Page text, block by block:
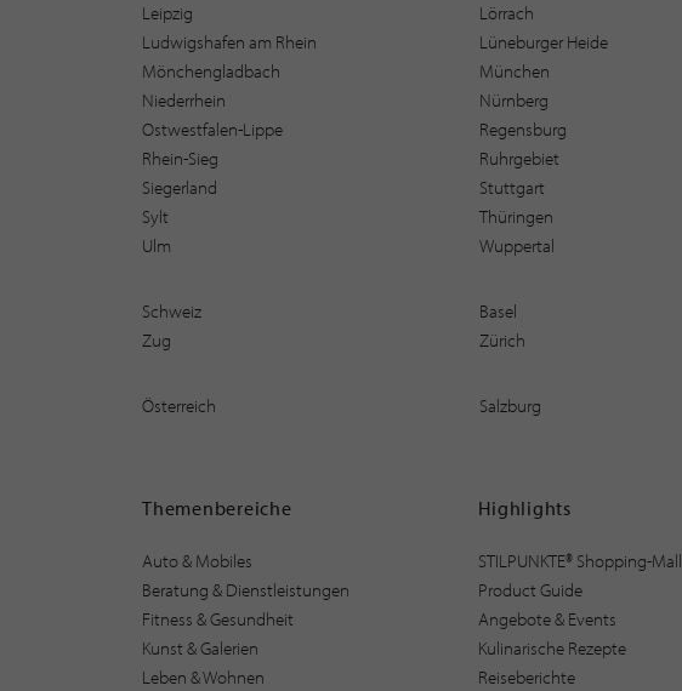
Leipzig
Lörrach
Ludwigshafen am Rhein
Lüneburger Heide
Mönchengladbach
München
Niederrhein
Nürnberg
Ostwestfalen-Lippe
Regensburg
Rhein-Sieg
Ruhrgebiet
Siegerland
Stuttgart
Sylt
Thüringen
Ulm
Wuppertal
Schweiz Basel
Zug
Zürich
Österreich Salzburg
Themenbereiche
Auto & Mobiles
Beratung & Dienstleistungen
Fitness & Gesundheit
Kunst & Galerien
Leben & Wohnen
Highlights
STILPUNKTE® Shopping-Mall
Product Guide
Angebote & Events
Kulinarische Rezepte
Reiseberichte